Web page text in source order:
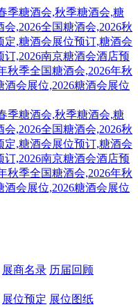
展商名录 历届回顾
展位预定 展位图纸